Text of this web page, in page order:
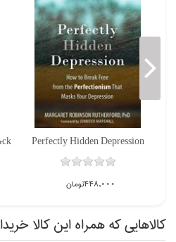
Perfectly Hidden Depression
448,000تومان
كالاهايي كه همراه اين كالا